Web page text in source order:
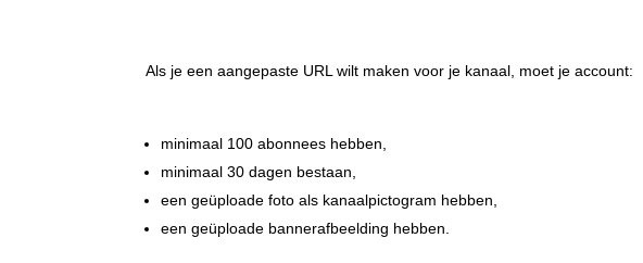
Als je een aangepaste URL wilt maken voor je kanaal, moet je account:
minimaal 100 abonnees hebben,
minimaal 30 dagen bestaan,
een geüploade foto als kanaalpictogram hebben,
een geüploade bannerafbeelding hebben.